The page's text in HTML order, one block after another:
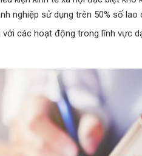
nghiệp sử dụng trên 50% số lao
các hoạt động trong lĩnh vực